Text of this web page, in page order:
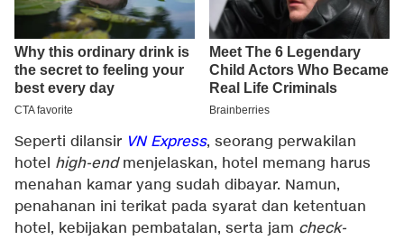
Seperti dilansir VN Express, seorang perwakilan
hotel high-endmenjelaskan, hotel memang harus
menahan kamar yang sudah dibayar. Namun,
penahanan ini terikat pada syarat dan ketentuan
hotel, kebijakan pembatalan, serta jam check-